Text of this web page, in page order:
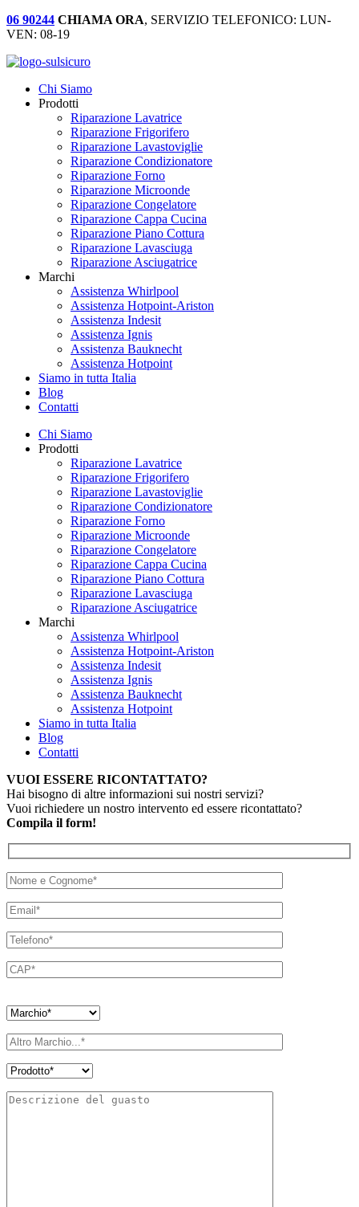
06 90244 CHIAMA ORA, SERVIZIO TELEFONICO: LUN-
VEN: 08-19
Chi Siamo
Prodotti
Riparazione Lavatrice
Riparazione Frigorifero
Riparazione Lavastoviglie
Riparazione Condizionatore
Riparazione Forno
Riparazione Microonde
Riparazione Congelatore
Riparazione Cappa Cucina
Riparazione Piano Cottura
Riparazione Lavasciuga
Riparazione Asciugatrice
Marchi
Assistenza Whirlpool
Assistenza Hotpoint-Ariston
Assistenza Indesit
Assistenza Ignis
Assistenza Bauknecht
Assistenza Hotpoint
Siamo in tutta Italia
Blog
Contatti
Chi Siamo
Prodotti
Riparazione Lavatrice
Riparazione Frigorifero
Riparazione Lavastoviglie
Riparazione Condizionatore
Riparazione Forno
Riparazione Microonde
Riparazione Congelatore
Riparazione Cappa Cucina
Riparazione Piano Cottura
Riparazione Lavasciuga
Riparazione Asciugatrice
Marchi
Assistenza Whirlpool
Assistenza Hotpoint-Ariston
Assistenza Indesit
Assistenza Ignis
Assistenza Bauknecht
Assistenza Hotpoint
Siamo in tutta Italia
Blog
Contatti
VUOI ESSERE RICONTATTATO?
Hai bisogno di altre informazioni sui nostri servizi?
Vuoi richiedere un nostro intervento ed essere ricontattato?
Compila il form!